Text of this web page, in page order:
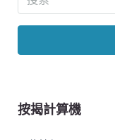
按揭計算機